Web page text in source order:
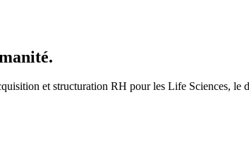
et structuration RH pour les Life Sciences, le